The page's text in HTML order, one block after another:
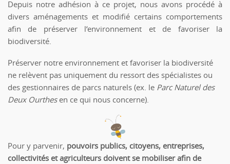
Depuis notre adhésion à ce projet, nous avons procédé à
divers aménagements et modifié certains comportements
afin de préserver l‘environnement et de favoriser la
biodiversité.
Préserver notre environnement et favoriser la biodiversité
ne relèvent pas uniquement du ressort des spécialistes ou
des gestionnaires de parcs naturels (ex. le Parc Naturel des
Deux Ourthesen ce qui nous concerne).
Pour y parvenir, pouvoirs publics, citoyens, entreprises,
collectivités et agriculteurs doivent se mobiliser afin de